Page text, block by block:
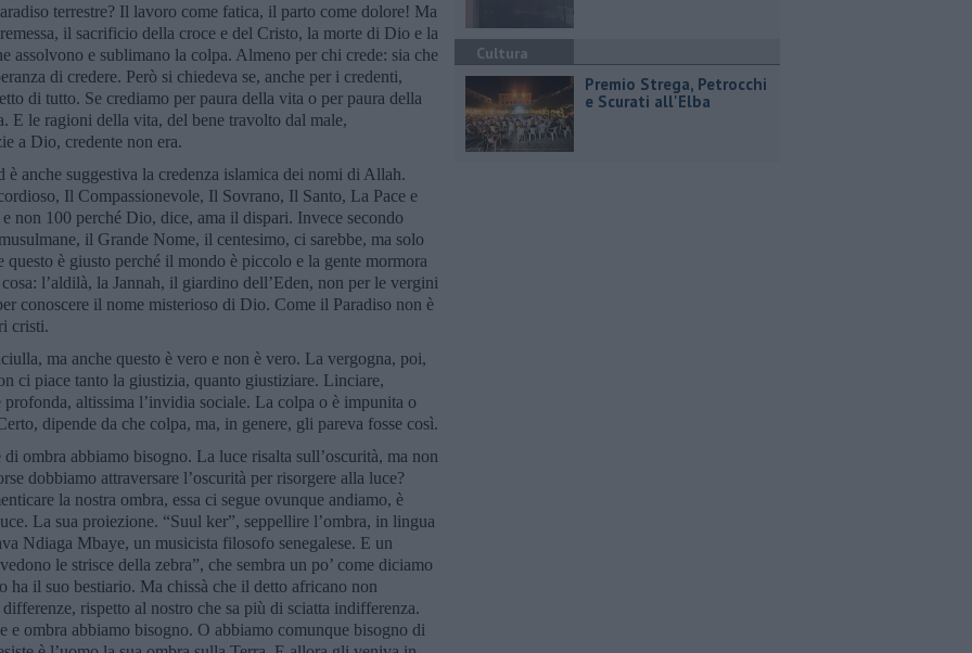
terrestre? Il lavoro come fatica, il parto come dolore! Ma
il sacrificio della croce e del Cristo, la morte di Dio e la
assolvono e sublimano la colpa. Almeno per chi crede: sia che
di credere. Però si chiedeva se, anche per i credenti,
di tutto. Se crediamo per paura della vita o per paura della
E le ragioni della vita, del bene travolto dal male,
a Dio, credente non era.
anche suggestiva la credenza islamica dei nomi di Allah.
Il Compassionevole, Il Sovrano, Il Santo, La Pace e
non 100 perché Dio, dice, ama il dispari. Invece secondo
il Grande Nome, il centesimo, ci sarebbe, ma solo
è giusto perché il mondo è piccolo e la gente mormora
l’aldilà, la Jannah, il giardino dell’Eden, non per le vergini
conoscere il nome misterioso di Dio. Come il Paradiso non è
cristi.
ma anche questo è vero e non è vero. La vergogna, poi,
ci piace tanto la giustizia, quanto giustiziare. Linciare,
altissima l’invidia sociale. La colpa o è impunita o
dipende da che colpa, ma, in genere, gli pareva fosse così.
ombra abbiamo bisogno. La luce risalta sull’oscurità, ma non
dobbiamo attraversare l’oscurità per risorgere alla luce?
la nostra ombra, essa ci segue ovunque andiamo, è
La sua proiezione. “Suul ker”, seppellire l’ombra, in lingua
Ndiaga Mbaye, un musicista filosofo senegalese. E un
le strisce della zebra”, che sembra un po’ come diciamo
il suo bestiario. Ma chissà che il detto africano non
rispetto al nostro che sa più di sciatta indifferenza.
e ombra abbiamo bisogno. O abbiamo comunque bisogno di
Cultura
Premio Strega, Petrocchi
e Scurati all'Elba